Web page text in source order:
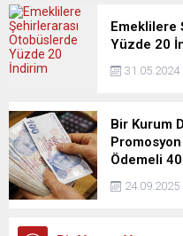
Emeklilere
Yüzde 20
31.05.2024
Bir Kurum
Promosyon
Ödemeli
24.09.2025